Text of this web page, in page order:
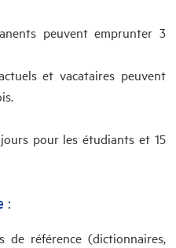
peuvent emprunter 3
et vacataires peuvent
pour les étudiants et 15
:
de référence (dictionnaires,